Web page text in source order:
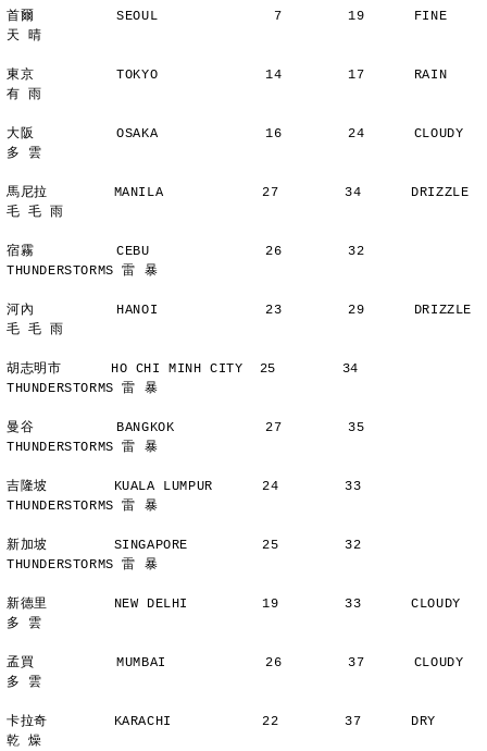
首爾          SEOUL              7        19      FINE
天 晴
東京          TOKYO             14        17      RAIN
有 雨
大阪          OSAKA             16        24      CLOUDY
多 雲
馬尼拉        MANILA            27        34      DRIZZLE
毛 毛 雨
宿霧          CEBU              26        32
THUNDERSTORMS 雷 暴
河內          HANOI             23        29      DRIZZLE
毛 毛 雨
胡志明市      HO CHI MINH CITY  25        34
THUNDERSTORMS 雷 暴
曼谷          BANGKOK           27        35
THUNDERSTORMS 雷 暴
吉隆坡        KUALA LUMPUR      24        33
THUNDERSTORMS 雷 暴
新加坡        SINGAPORE         25        32
THUNDERSTORMS 雷 暴
新德里        NEW DELHI         19        33      CLOUDY
多 雲
孟買          MUMBAI            26        37      CLOUDY
多 雲
卡拉奇        KARACHI           22        37      DRY
乾 燥